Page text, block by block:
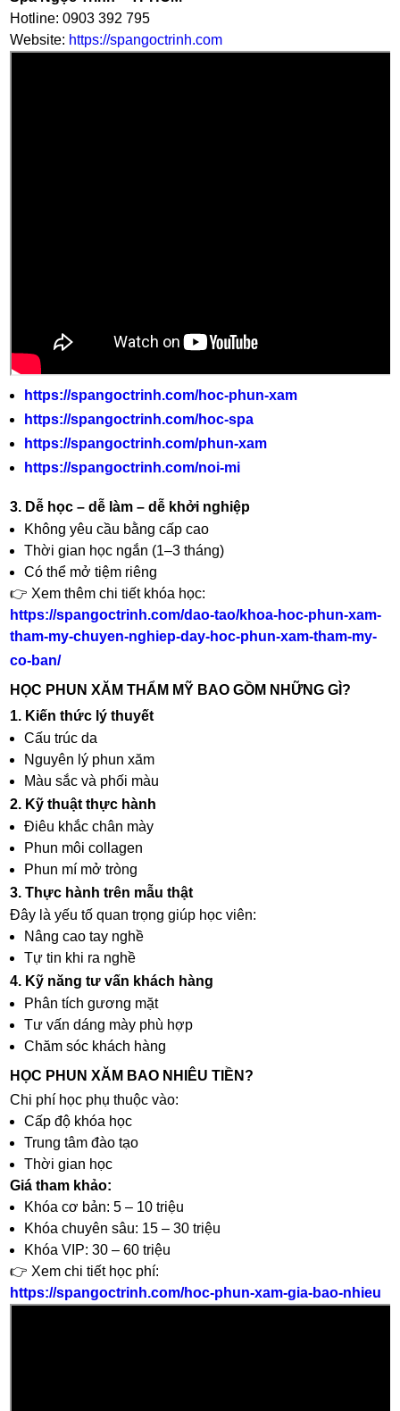
Hotline: 0903 392 795
Website: https://spangoctrinh.com
https://spangoctrinh.com/hoc-phun-xam
https://spangoctrinh.com/hoc-spa
https://spangoctrinh.com/phun-xam
https://spangoctrinh.com/noi-mi
3. Dễ học – dễ làm – dễ khởi nghiệp
Không yêu cầu bằng cấp cao
Thời gian học ngắn (1–3 tháng)
Có thể mở tiệm riêng
👉 Xem thêm chi tiết khóa học:
https://spangoctrinh.com/dao-tao/khoa-hoc-phun-xam-
tham-my-chuyen-nghiep-day-hoc-phun-xam-tham-my-
co-ban/
HỌC PHUN XĂM THẨM MỸ BAO GỒM NHỮNG GÌ?
1. Kiến thức lý thuyết
Cấu trúc da
Nguyên lý phun xăm
Màu sắc và phối màu
2. Kỹ thuật thực hành
Điêu khắc chân mày
Phun môi collagen
Phun mí mở tròng
3. Thực hành trên mẫu thật
Đây là yếu tố quan trọng giúp học viên:
Nâng cao tay nghề
Tự tin khi ra nghề
4. Kỹ năng tư vấn khách hàng
Phân tích gương mặt
Tư vấn dáng mày phù hợp
Chăm sóc khách hàng
HỌC PHUN XĂM BAO NHIÊU TIỀN?
Chi phí học phụ thuộc vào:
Cấp độ khóa học
Trung tâm đào tạo
Thời gian học
Giá tham khảo:
Khóa cơ bản: 5 – 10 triệu
Khóa chuyên sâu: 15 – 30 triệu
Khóa VIP: 30 – 60 triệu
👉 Xem chi tiết học phí:
https://spangoctrinh.com/hoc-phun-xam-gia-bao-nhieu